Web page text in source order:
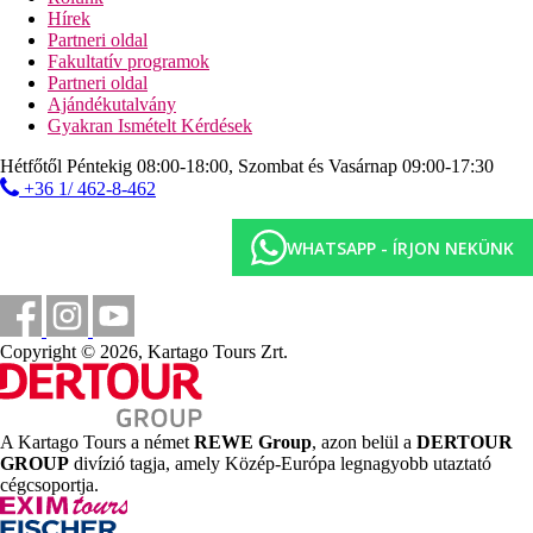
Minden szobához saját, zuhanyzós vagy kádas fürdőszoba
tartozik. A szobákban hajszárító, műholdas TV, széf, minibár,
erkély vagy terasz, valamint teljesen légkondicionáltak. Minden
szobában wifi is biztosított. A lakosztályokban kanapéval ellátott
nappali is található.
Távolságok
Távolság a legközelebbi repülőtértől
Vasútállomás
1 km
Vásárlás
Strand
Közvetlen tengerparti szálloda
Tengerparti nyaralás
Medencék
Hírek
Partneri oldal
Fakultatív programok
Partneri oldal
Ajándékutalvány
Gyakran Ismételt Kérdések
Hétfőtől Péntekig 08:00-18:00, Szombat és Vasárnap 09:00-17:30
+36 1/ 462-8-462
WHATSAPP - ÍRJON NEKÜNK
Copyright © 2026, Kartago Tours Zrt.
A Kartago Tours a német REWE Group, azon belül a DERTOUR
GROUP divízió tagja, amely Közép-Európa legnagyobb utaztató
cégcsoportja.